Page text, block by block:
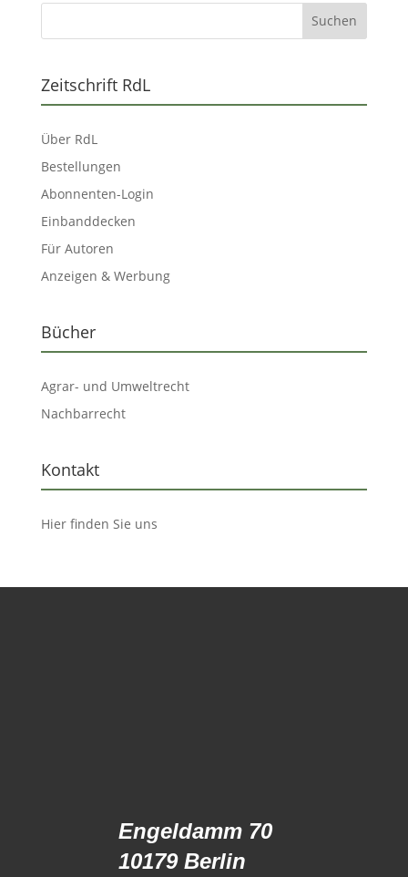
Zeitschrift RdL
Über RdL
Bestellungen
Abonnenten-Login
Einbanddecken
Für Autoren
Anzeigen & Werbung
Bücher
Agrar- und Umweltrecht
Nachbarrecht
Kontakt
Hier finden Sie uns
Engeldamm 70
10179 Berlin